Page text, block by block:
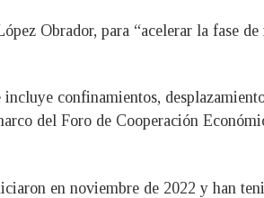
Obrador, para “acelerar la fase de
confinamientos,
del Foro de Cooperación
en noviembre de 2022 y han